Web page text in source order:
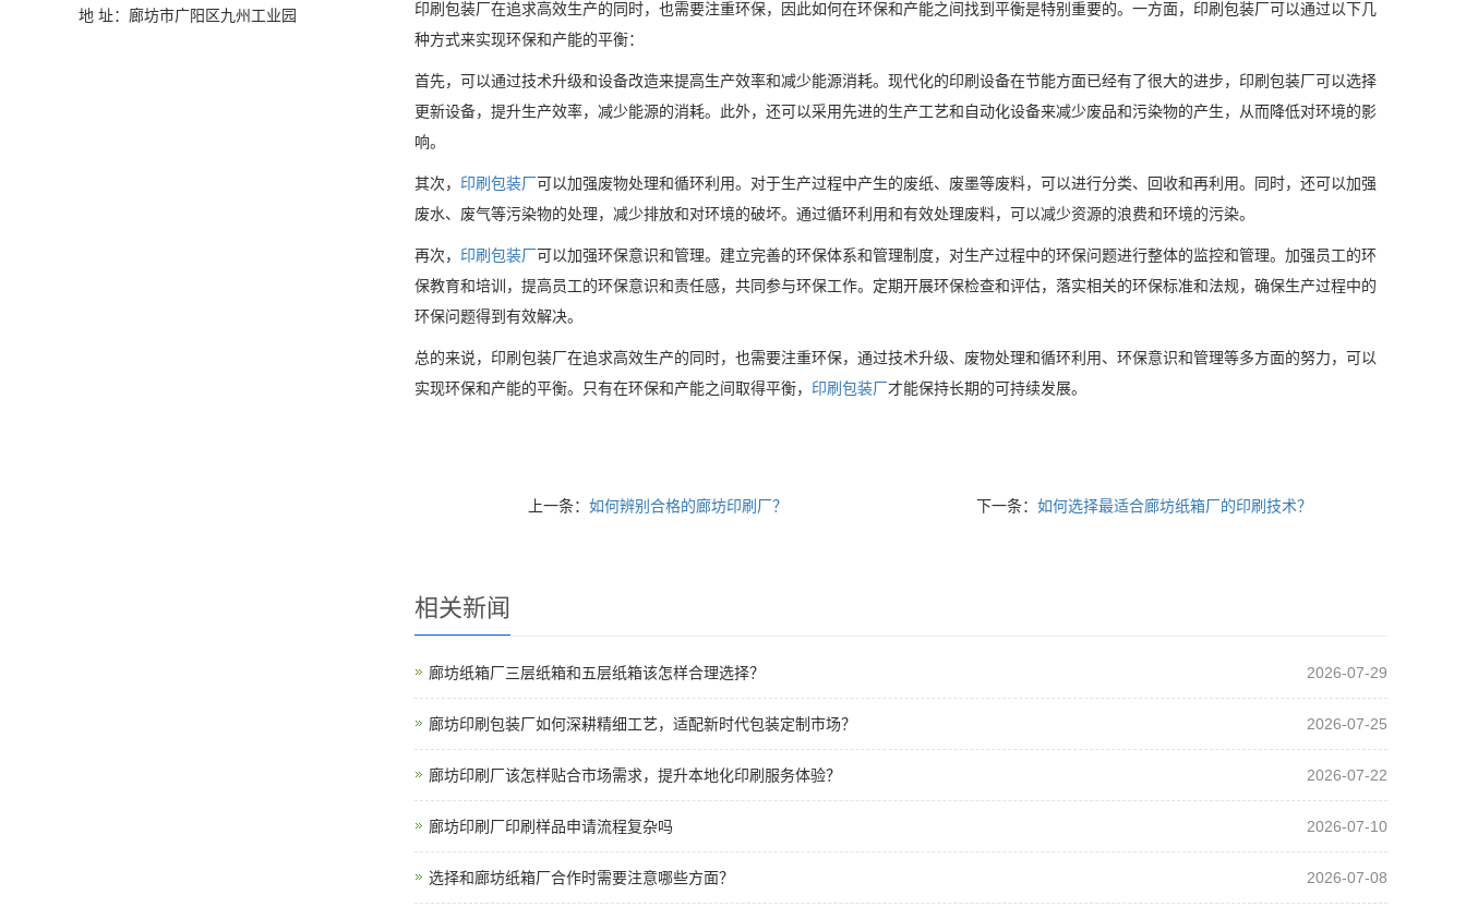
印刷包装厂在追求高效生产的同时，也需要注重环保，因此如何在环保和产能之间找到平衡是特别重要的。一方面，印刷包装厂可以通过以下几
种方式来实现环保和产能的平衡：
首先，可以通过技术升级和设备改造来提高生产效率和减少能源消耗。现代化的印刷设备在节能方面已经有了很大的进步，印刷包装厂可以选择
更新设备，提升生产效率，减少能源的消耗。此外，还可以采用先进的生产工艺和自动化设备来减少废品和污染物的产生，从而降低对环境的影
响。
其次， 印刷包装厂可以加强废物处理和循环利用。对于生产过程中产生的废纸、废墨等废料，可以进行分类、回收和再利用。同时，还可以加强
废水、废气等污染物的处理，减少排放和对环境的破坏。通过循环利用和有效处理废料，可以减少资源的浪费和环境的污染。
再次， 印刷包装厂可以加强环保意识和管理。建立完善的环保体系和管理制度，对生产过程中的环保问题进行整体的监控和管理。加强员工的环
保教育和培训，提高员工的环保意识和责任感，共同参与环保工作。定期开展环保检查和评估，落实相关的环保标准和法规，确保生产过程中的
环保问题得到有效解决。
总的来说，印刷包装厂在追求高效生产的同时，也需要注重环保，通过技术升级、废物处理和循环利用、环保意识和管理等多方面的努力，可以
实现环保和产能的平衡。只有在环保和产能之间取得平衡， 印刷包装厂才能保持长期的可持续发展。
上一条： 如何辨别合格的廊坊印刷厂？ 下一条： 如何选择最适合廊坊纸箱厂的印刷技术？
相关新闻
廊坊纸箱厂三层纸箱和五层纸箱该怎样合理选择？ 2026-07-29
廊坊印刷包装厂如何深耕精细工艺，适配新时代包装定制市场？ 2026-07-25
廊坊印刷厂该怎样贴合市场需求，提升本地化印刷服务体验？ 2026-07-22
廊坊印刷厂印刷样品申请流程复杂吗 2026-07-10
选择和廊坊纸箱厂合作时需要注意哪些方面？ 2026-07-08
地 址：廊坊市广阳区九州工业园